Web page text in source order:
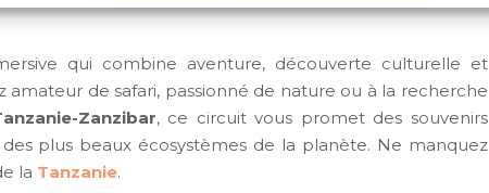
qui combine aventure, découverte culturelle et
amateur de safari, passionné de nature ou à la recherche
Zanzibar, ce circuit vous promet des souvenirs
plus beaux écosystèmes de la planète. Ne manquez
la Tanzanie.